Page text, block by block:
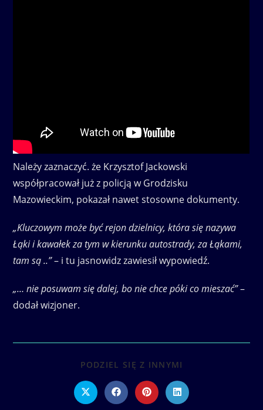
Należy zaznaczyć. że Krzysztof Jackowski
współpracował już z policją w Grodzisku
Mazowieckim, pokazał nawet stosowne dokumenty.
„Kluczowym może być rejon dzielnicy, która się nazywa
Łąki i kawałek za tym w kierunku autostrady, za Łąkami,
tam są ..”– i tu jasnowidz zawiesił wypowiedź.
„… nie posuwam się dalej, bo nie chce póki co mieszać”–
dodał wizjoner.
PODZIEL SIĘ Z INNYMI
CONTENT
Opens
in
Opens
in
Opens
in
Opens
in